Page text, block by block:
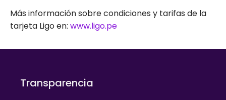
Más información sobre condiciones y tarifas de la
tarjeta Ligo en: www.ligo.pe
Transparencia